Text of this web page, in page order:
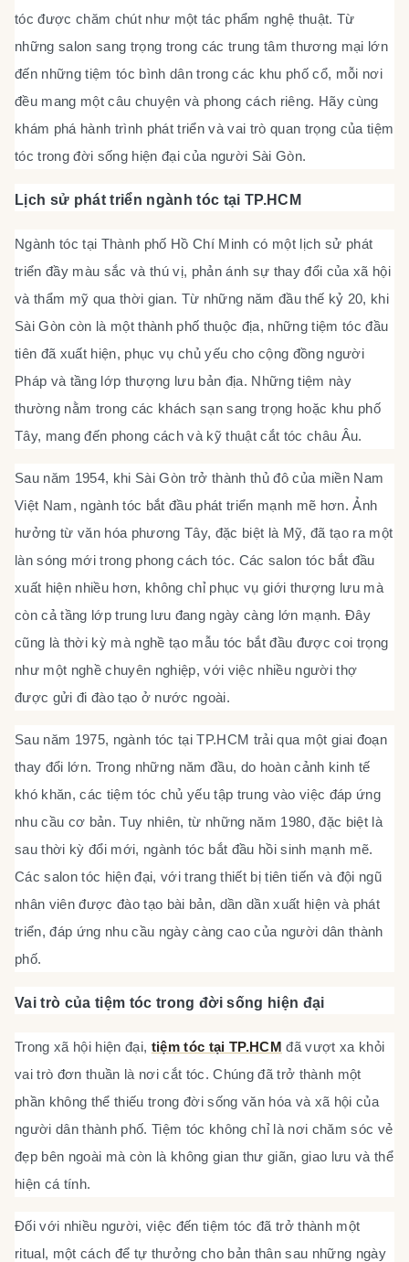
tóc được chăm chút như một tác phẩm nghệ thuật. Từ
những salon sang trọng trong các trung tâm thương mại lớn
đến những tiệm tóc bình dân trong các khu phố cổ, mỗi nơi
đều mang một câu chuyện và phong cách riêng. Hãy cùng
khám phá hành trình phát triển và vai trò quan trọng của tiệm
tóc trong đời sống hiện đại của người Sài Gòn.
Lịch sử phát triển ngành tóc tại TP.HCM
Ngành tóc tại Thành phố Hồ Chí Minh có một lịch sử phát
triển đầy màu sắc và thú vị, phản ánh sự thay đổi của xã hội
và thẩm mỹ qua thời gian. Từ những năm đầu thế kỷ 20, khi
Sài Gòn còn là một thành phố thuộc địa, những tiệm tóc đầu
tiên đã xuất hiện, phục vụ chủ yếu cho cộng đồng người
Pháp và tầng lớp thượng lưu bản địa. Những tiệm này
thường nằm trong các khách sạn sang trọng hoặc khu phố
Tây, mang đến phong cách và kỹ thuật cắt tóc châu Âu.
Sau năm 1954, khi Sài Gòn trở thành thủ đô của miền Nam
Việt Nam, ngành tóc bắt đầu phát triển mạnh mẽ hơn. Ảnh
hưởng từ văn hóa phương Tây, đặc biệt là Mỹ, đã tạo ra một
làn sóng mới trong phong cách tóc. Các salon tóc bắt đầu
xuất hiện nhiều hơn, không chỉ phục vụ giới thượng lưu mà
còn cả tầng lớp trung lưu đang ngày càng lớn mạnh. Đây
cũng là thời kỳ mà nghề tạo mẫu tóc bắt đầu được coi trọng
như một nghề chuyên nghiệp, với việc nhiều người thợ
được gửi đi đào tạo ở nước ngoài.
Sau năm 1975, ngành tóc tại TP.HCM trải qua một giai đoạn
thay đổi lớn. Trong những năm đầu, do hoàn cảnh kinh tế
khó khăn, các tiệm tóc chủ yếu tập trung vào việc đáp ứng
nhu cầu cơ bản. Tuy nhiên, từ những năm 1980, đặc biệt là
sau thời kỳ đổi mới, ngành tóc bắt đầu hồi sinh mạnh mẽ.
Các salon tóc hiện đại, với trang thiết bị tiên tiến và đội ngũ
nhân viên được đào tạo bài bản, dần dần xuất hiện và phát
triển, đáp ứng nhu cầu ngày càng cao của người dân thành
phố.
Vai trò của tiệm tóc trong đời sống hiện đại
Trong xã hội hiện đại, tiệm tóc tại TP.HCM đã vượt xa khỏi
vai trò đơn thuần là nơi cắt tóc. Chúng đã trở thành một
phần không thể thiếu trong đời sống văn hóa và xã hội của
người dân thành phố. Tiệm tóc không chỉ là nơi chăm sóc vẻ
đẹp bên ngoài mà còn là không gian thư giãn, giao lưu và thể
hiện cá tính.
Đối với nhiều người, việc đến tiệm tóc đã trở thành một
ritual, một cách để tự thưởng cho bản thân sau những ngày